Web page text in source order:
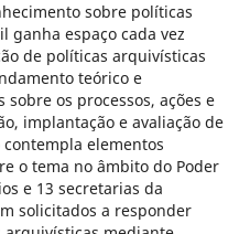
sobre políticas
ganha espaço cada vez
de políticas arquivísticas
teórico e
sobre os processos, ações e
implantação e avaliação de
elementos
o tema no âmbito do Poder
e 13 secretarias da
solicitados a responder